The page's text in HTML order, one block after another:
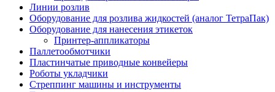
Линии розлив
Оборудование для розлива жидкостей (аналог ТетраПак)
Оборудование для нанесения этикеток
Принтер-аппликаторы
Паллетообмотчики
Пластинчатые приводные конвейеры
Роботы укладчики
Стреппинг машины и инструменты